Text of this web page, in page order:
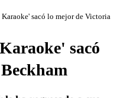
sacó lo mejor de Victoria
sacó